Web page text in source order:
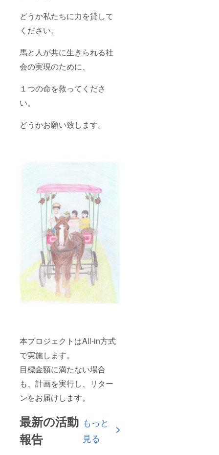
どうか私たちに力を貸して
ください。
馬と人が共に生きられる社
会の実現のために、
１つの命を救ってくださ
い。
どうかお願い致します。
本プロジェクトはAll-in方式
で実施します。
目標金額に満たない場合
も、計画を実行し、リター
ンをお届けします。
最新の活動
報告
もっと
見る